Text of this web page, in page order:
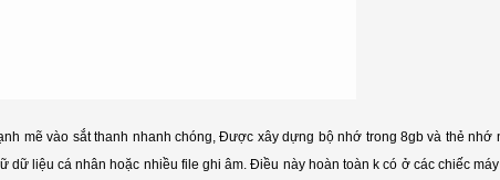
mẽ vào sắt thanh nhanh chóng, Được xây dựng bộ nhớ trong 8gb và thẻ nhớ
dữ liệu cá nhân hoặc nhiều file ghi âm. Điều này hoàn toàn k có ở các chiếc